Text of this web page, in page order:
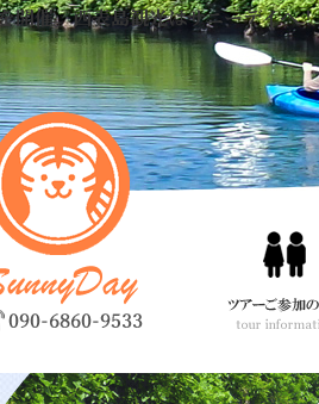
開催。西表島観光はサニーデイへ！